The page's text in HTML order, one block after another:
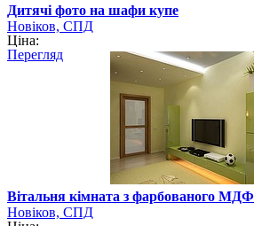
Дитячі фото на шафи купе
Новіков, СПД
Ціна:
Перегляд
Вітальня кімната з фарбованого МДФ
Новіков, СПД